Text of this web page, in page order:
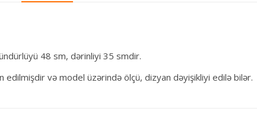
48 sm, dərinliyi 35 smdir.
və model üzərində ölçü, dizyan dəyişikliyi edilə bilər.